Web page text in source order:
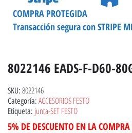
Transacción segura con STRIPE
COMPRA PROTEGIDA
8022146 EADS-F-D60-
SKU: 8022146
Categoría: ACCESORIOS FESTO
Etiqueta: junta-SET FESTO
5% DE DESCUENTO EN LA